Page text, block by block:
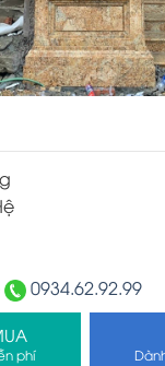
0934.62.92.99
phí